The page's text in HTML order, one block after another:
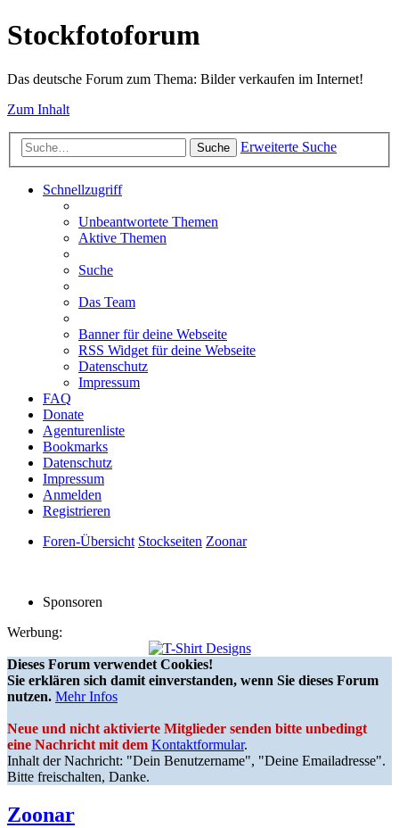
Stockfotoforum
Das deutsche Forum zum Thema: Bilder verkaufen im Internet!
Zum Inhalt
Suche Erweiterte Suche
Schnellzugriff
Unbeantwortete Themen
Aktive Themen
Suche
Das Team
Banner für deine Webseite
RSS Widget für deine Webseite
Datenschutz
Impressum
FAQ
Donate
Agenturenliste
Bookmarks
Datenschutz
Impressum
Anmelden
Registrieren
Foren-Übersicht Stockseiten Zoonar
Sponsoren
Werbung:
Dieses Forum verwendet Cookies!
Sie erklären sich damit einverstanden, wenn Sie dieses Forum
nutzen. Mehr Infos
Neue und nicht aktivierte Mitglieder senden bitte unbedingt
eine Nachricht mit dem Kontaktformular.
Inhalt der Nachricht: "Dein Benutzername", "Deine Emailadresse".
Bitte freischalten, Danke.
Zoonar